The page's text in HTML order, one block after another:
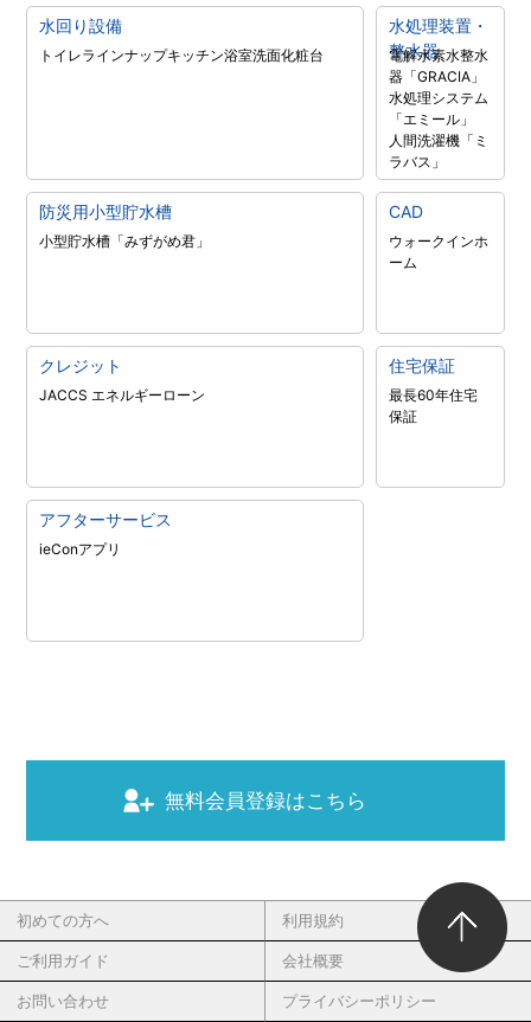
水回り設備
トイレラインナップキッチン浴室洗面化粧台
水処理装置・
整水器
電解水素水整水
器「GRACIA」
水処理システム
「エミール」
人間洗濯機「ミ
ラバス」
防災用小型貯水槽
小型貯水槽「みずがめ君」
CAD
ウォークインホ
ーム
クレジット
JACCS エネルギーローン
住宅保証
最長60年住宅
保証
アフターサービス
ieConアプリ
無料会員登録はこちら
初めての方へ 利用規約
ご利用ガイド 会社概要
お問い合わせ プライバシーポリシー